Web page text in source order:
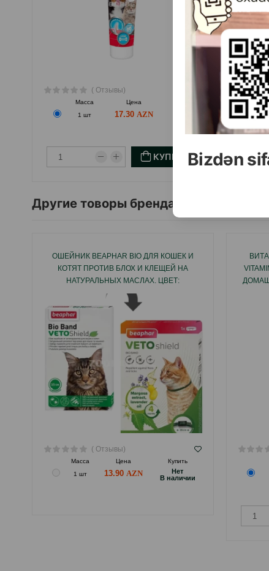
Bizdən
Действуя в этом режиме, добейтесь чистки
( Отзывы)
Масса Цена
1 шт
17.30
КУПИТЬ
Другие товоры бренда
ОШЕЙНИК BEAPHAR BIO ДЛЯ КОШЕК И
КОТЯТ ПРОТИВ БЛОХ И КЛЕЩЕЙ НА
НАТУРАЛЬНЫХ МАСЛАХ. ЦВЕТ:
ЗЕЛЕНЫЙ. ДЛИНА: 35 СМ.
( Отзывы)
Масса Цена
Купить
1 шт
13.90
Hет
B наличии